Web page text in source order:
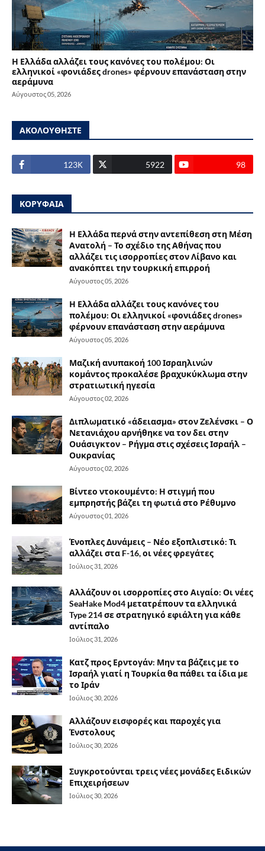
Η Ελλάδα αλλάζει τους κανόνες του πολέμου: Οι
ελληνικοί «φονιάδες drones» φέρνουν επανάσταση στην
αεράμυνα
Αύγουστος 05, 2026
ΑΚΟΛΟΥΘΗΣΤΕ
123Κ 5922 98
ΚΟΡΥΦΑΙΑ
Η Ελλάδα περνά στην αντεπίθεση στη Μέση
Ανατολή – Το σχέδιο της Αθήνας που
αλλάζει τις ισορροπίες στον Λίβανο και
ανακόπτει την τουρκική επιρροή
Αύγουστος 05, 2026
Η Ελλάδα αλλάζει τους κανόνες του
πολέμου: Οι ελληνικοί «φονιάδες drones»
φέρνουν επανάσταση στην αεράμυνα
Αύγουστος 05, 2026
Μαζική ανυπακοή 100 Ισραηλινών
κομάντος προκαλέσε βραχυκύκλωμα στην
στρατιωτική ηγεσία
Αύγουστος 02, 2026
Διπλωματικό «άδειασμα» στον Ζελένσκι – Ο
Νετανιάχου αρνήθηκε να τον δει στην
Ουάσιγκτον – Ρήγμα στις σχέσεις Ισραήλ –
Ουκρανίας
Αύγουστος 02, 2026
Βίντεο ντοκουμέντο: Η στιγμή που
εμπρηστής βάζει τη φωτιά στο Ρέθυμνο
Αύγουστος 01, 2026
Ένοπλες Δυνάμεις – Νέο εξοπλιστικό: Τι
αλλάζει στα F-16, οι νέες φρεγάτες
Ιούλιος 31, 2026
Αλλάζουν οι ισορροπίες στο Αιγαίο: Οι νέες
SeaHake Mod4 μετατρέπουν τα ελληνικά
Type 214 σε στρατηγικό εφιάλτη για κάθε
αντίπαλο
Ιούλιος 31, 2026
Κατζ προς Ερντογάν: Μην τα βάζεις με το
Ισραήλ γιατί η Τουρκία θα πάθει τα ίδια με
το Ιράν
Ιούλιος 30, 2026
Αλλάζουν εισφορές και παροχές για
Ένστολους
Ιούλιος 30, 2026
Συγκροτούνται τρεις νέες μονάδες Ειδικών
Επιχειρήσεων
Ιούλιος 30, 2026